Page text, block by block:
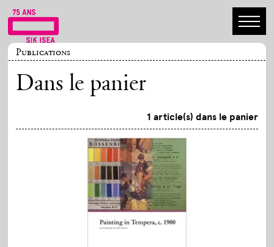
Publications
Dans le panier
1 article(s) dans le panier